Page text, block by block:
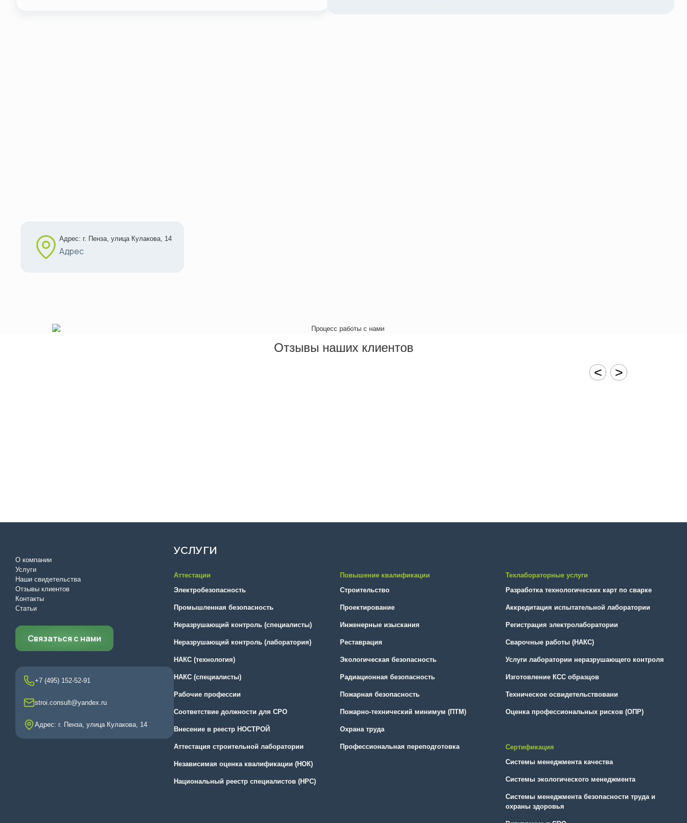
Адрес: г. Пенза, улица Кулакова, 14
Адрес
Отзывы наших клиентов
< >
О компании
Услуги
Наши свидетельства
Отзывы клиентов
Контакты
Статьи
Связаться с нами
+7 (495) 152-52-91
stroi.consult@yandex.ru
Адрес: г. Пенза, улица Кулакова, 14
УСЛУГИ
Аттестации
Электробезопасность
Промышленная безопасность
Неразрушающий контроль (специалисты)
Неразрушающий контроль (лаборатория)
НАКС (технология)
НАКС (специалисты)
Рабочие профессии
Соответствие должности для СРО
Внесение в реестр НОСТРОЙ
Аттестация строительной лаборатории
Независимая оценка квалификации (НОК)
Национальный реестр специалистов (НРС)
Повышение квалификации
Строительство
Проектирование
Инженерные изыскания
Реставрация
Экологическая безопасность
Радиационная безопасность
Пожарная безопасность
Пожарно-технический минимум (ПТМ)
Охрана труда
Профессиональная переподготовка
Техлабораторные услуги
Разработка технологических карт по сварке
Аккредитация испытательной лаборатории
Регистрация электролаборатории
Сварочные работы (НАКС)
Услуги лаборатории неразрушающего контроля
Изготовление КСС образцов
Техническое освидетельствовани
Оценка профессиональных рисков (ОПР)
Сертификация
Системы менеджмента качества
Системы экологического менеджмента
Системы менеджмента безопасности труда и
охраны здоровья